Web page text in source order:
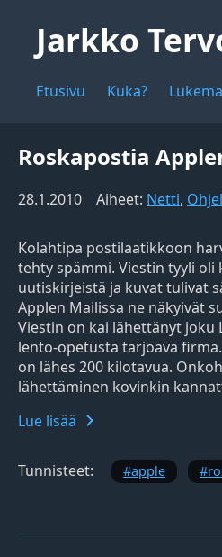
Jarkko
Etusivu Kuka?
Roskapostia
28.1.2010 Aiheet: Netti,
Kolahtipa postilaatikkoon
tehty spämmi. Viestin tyyli oli
uutiskirjeistä ja kuvat tulivat
Applen Mailissa ne näkyivät
Viestin on kai lähettänyt joku
lento-opetusta tarjoava
on lähes 200 kilotavua.
lähettäminen kovinkin
Lue lisää
Tunnisteet: apple